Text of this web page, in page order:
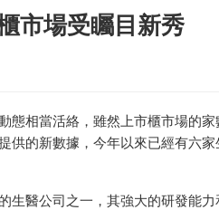
市場受矚目新秀
態相當活絡，雖然上市櫃市場的
供的新數據，今年以來已經有六
生醫公司之一，其強大的研發能